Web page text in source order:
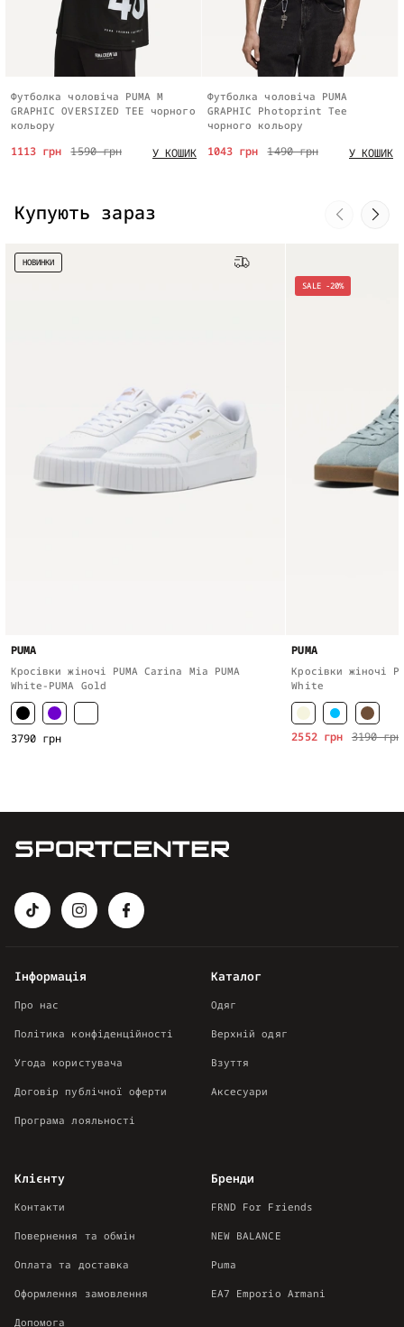
Футболка чоловіча PUMA M
GRAPHIC OVERSIZED TEE чорного
кольору
1590 грн
1113 грн У КОШИК
Футболка чоловіча PUMA
GRAPHIC Photoprint Tee
чорного кольору
1490 грн
1043 грн У КОШИК
Купують зараз
НОВИНКИ
PUMA
Кросівки жіночі PUMA Carina Mia PUMA
White-PUMA Gold
3790 грн
SALE -20%
PUMA
Кросівки жіночі
White
3190 грн
2552 грн
Каталог
Одяг
Верхній одяг
Взуття
Аксесуари
Інформація
Про нас
Політика конфіденційності
Угода користувача
Договір публічної оферти
Програма лояльності
Клієнту
Контакти
Повернення та обмін
Оплата та доставка
Оформлення замовлення
Допомога
Бренди
FRND For Friends
NEW BALANCE
Puma
EA7 Emporio Armani